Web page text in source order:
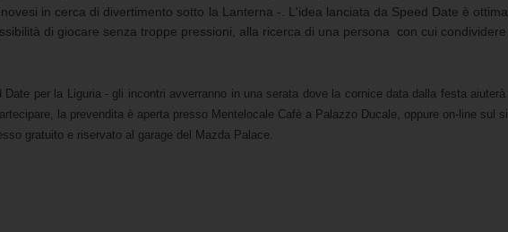
in cerca di divertimento sotto la Lanterna -. L'idea lanciata da Speed Date è
di giocare senza troppe pressioni, alla ricerca di una persona con cui condividere
per la Liguria - gli incontri avverranno in una serata dove la cornice data dalla festa
la prevendita è aperta presso Mentelocale Cafè a Palazzo Ducale, oppure on-line sul
gratuito e riservato al garage del Mazda Palace.